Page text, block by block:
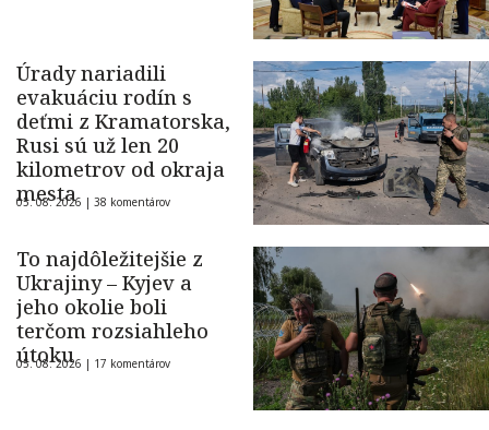
Úrady nariadili
evakuáciu rodín s
deťmi z Kramatorska,
Rusi sú už len 20
kilometrov od okraja
mesta
05. 08. 2026 | 38 komentárov
To najdôležitejšie z
Ukrajiny – Kyjev a
jeho okolie boli
terčom rozsiahleho
útoku
05. 08. 2026 | 17 komentárov